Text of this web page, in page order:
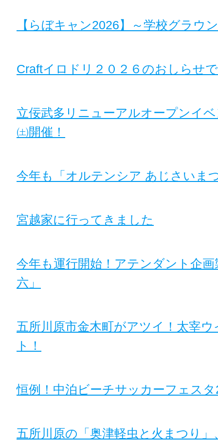
【らぼキャン2026】～学校グラウ
Craftイロドリ２０２６のおしらせ
立佞武多リニューアルオープンイ
㈯開催！
今年も「オルテンシア あじさいま
宮越家に行ってきました
今年も運行開始！アテンダント企
六」
五所川原市金木町がアツイ！太宰
ト！
恒例！中泊ビーチサッカーフェス
五所川原の「奥津軽虫と火まつり